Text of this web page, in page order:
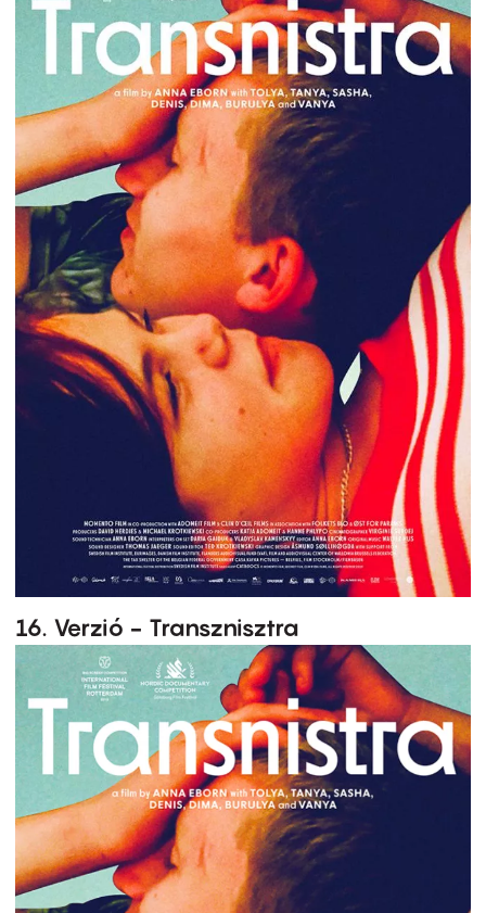
16. Verzió - Transznisztra